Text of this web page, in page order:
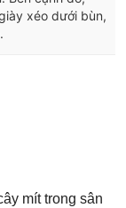
xéo dưới bùn,
mít trong sân